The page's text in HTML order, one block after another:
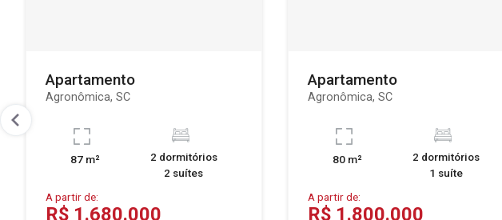
Apartamento
Agronômica, SC
87 m²
2 dormitórios
2 suítes
A partir de:
R$ 1.680.000
Apartamento
Agronômica, SC
80 m²
2 dormitórios
1 suíte
A partir de:
R$ 1.800.000